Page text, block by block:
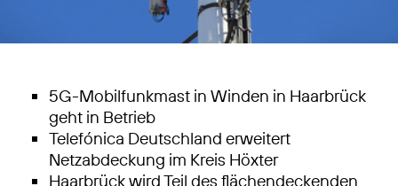
5G-Mobilfunkmast in Winden in Haarbrück
geht in Betrieb
Telefónica Deutschland erweitert
Netzabdeckung im Kreis Höxter
Haarbrück wird Teil des flächendeckenden